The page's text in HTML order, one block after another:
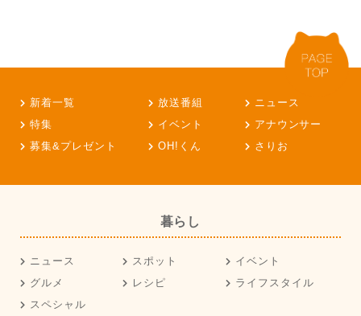
新着一覧 放送番組
ニュース
特集
イベント
アナウンサー
募集&プレゼント
OH!くん さりお
暮らし
ニュース スポット
イベント
グルメ
レシピ
ライフスタイル
スペシャル